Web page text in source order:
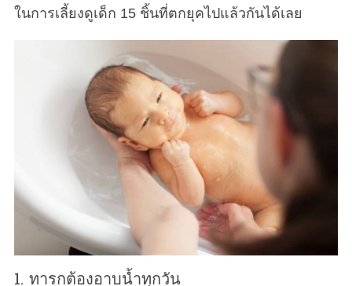
ในการเลี้ยงดูเด็ก 15 ชิ้นที่ตกยุคไปแล้วกันได้เลย
1. ทารกต้องอาบน้ำทุกวัน